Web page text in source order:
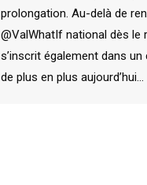
prolongation. Au-delà de
@ValWhatIf national dès le
s’inscrit également dans un
de plus en plus aujourd’hui…